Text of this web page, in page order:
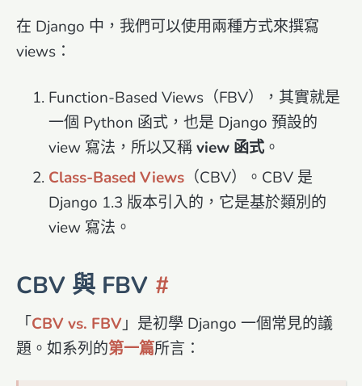
在 Django 中，我們可以使用兩種方式來撰寫
views：
Function-Based Views（FBV），其實就是
一個 Python 函式，也是 Django 預設的
view 寫法，所以又稱view 函式 。
Class-Based Views （CBV）。CBV 是
Django 1.3 版本引入的，它是基於類別的
view 寫法。
CBV 與 FBV
「 CBV vs. FBV」是初學 Django 一個常見的議
題。如系列的第一篇所言：